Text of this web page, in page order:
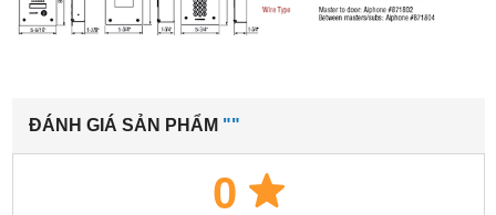
ĐÁNH GIÁ SẢN PHẨM ""
0